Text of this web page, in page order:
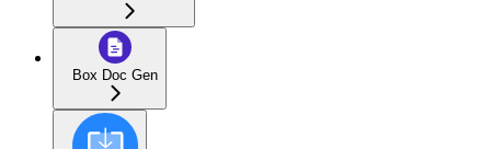
Box Doc Gen